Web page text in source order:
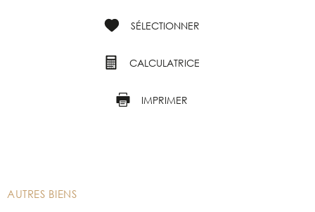
SÉLECTIONNER
CALCULATRICE
IMPRIMER
AUTRES BIENS